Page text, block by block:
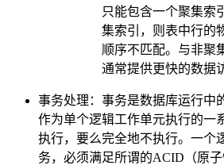
只能包含一个聚集索
集索引，则表中行的
顺序不匹配。与非聚
通常提供更快的数据
事务处理：事务是数据库运行中
作为单个逻辑工作单元执行的一
执行，要么完全地不执行。一个
务，必须满足所谓的ACID（原